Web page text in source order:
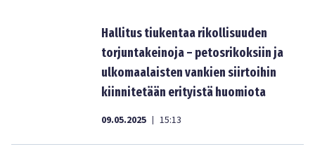
Hallitus tiukentaa rikollisuuden
torjuntakeinoja – petosrikoksiin ja
ulkomaalaisten vankien siirtoihin
kiinnitetään erityistä huomiota
09.05.2025 | 15:13